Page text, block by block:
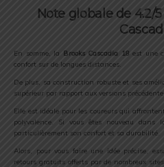
Note globale de 4.2/
En somme, la Brooks Cascadia 18 est une
confort sur de longues distances.
De plus, sa construction robuste et ses
supérieur par rapport aux versions
Elle est idéale pour les coureurs qui
polyvalence. Si vous êtes nouveau dans
particulièrement son confort et sa durabilité.
Alors, pour vous faire une idée précise,
retours gratuits offerts par de nombreux